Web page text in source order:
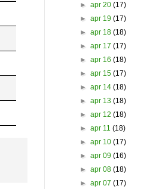
► apr 20 (17)
► apr 19 (17)
► apr 18 (18)
► apr 17 (17)
► apr 16 (18)
► apr 15 (17)
► apr 14 (18)
► apr 13 (18)
► apr 12 (18)
► apr 11 (18)
► apr 10 (17)
► apr 09 (16)
► apr 08 (18)
► apr 07 (17)